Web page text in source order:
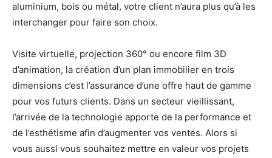
aluminium, bois ou métal, votre client n’aura plus qu’à les
interchanger pour faire son choix.
Visite virtuelle, projection 360° ou encore film 3D
d’animation, la création d’un plan immobilier en trois
dimensions c’est l’assurance d’une offre haut de gamme
pour vos futurs clients. Dans un secteur vieillissant,
l’arrivée de la technologie apporte de la performance et
de l’esthétisme afin d’augmenter vos ventes. Alors si
vous aussi vous souhaitez mettre en valeur vos projets